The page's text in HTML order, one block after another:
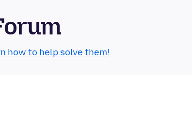
how to help solve them!